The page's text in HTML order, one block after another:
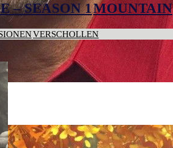
– SEASON 1MOUNTAIN
VERSCHOLLEN